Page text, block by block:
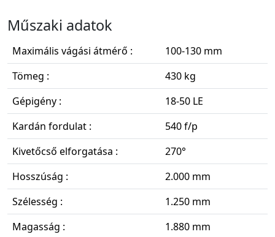
Műszaki adatok
Maximális vágási átmérő :
100-130 mm
Tömeg :
430 kg
Gépigény :
18-50 LE
Kardán fordulat :
540 f/p
Kivetőcső elforgatása :
270°
Hosszúság :
2.000 mm
Szélesség :
1.250 mm
Magasság :
1.880 mm